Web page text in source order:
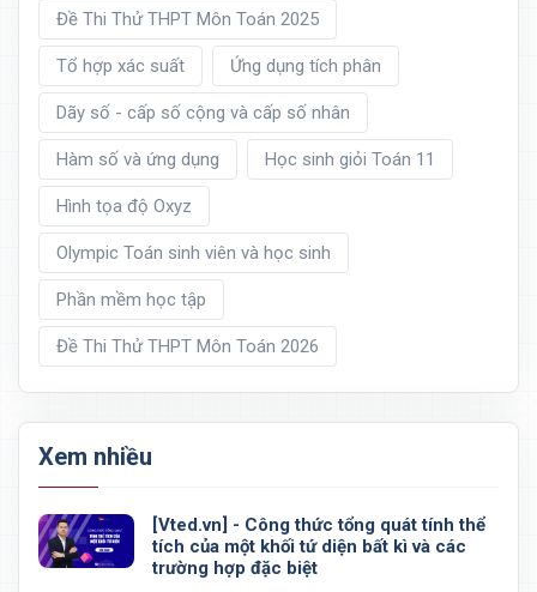
Đề Thi Thử THPT Môn Toán 2025
Tổ hợp xác suất Ứng dụng tích phân
Dãy số - cấp số cộng và cấp số nhân
Hàm số và ứng dụng Học sinh giỏi Toán 11
Hình tọa độ Oxyz
Olympic Toán sinh viên và học sinh
Phần mềm học tập
Đề Thi Thử THPT Môn Toán 2026
Xem nhiều
[Vted.vn] - Công thức tổng quát tính thể
tích của một khối tứ diện bất kì và các
trường hợp đặc biệt